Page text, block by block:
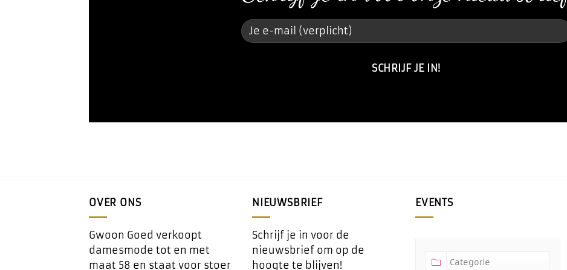
OVER ONS
Gwoon Goed verkoopt
damesmode tot en met
maat 58 en staat voor stoer
NIEUWSBRIEF
Schrijf je in voor de
nieuwsbrief om op de
hoogte te blijven!
EVENTS